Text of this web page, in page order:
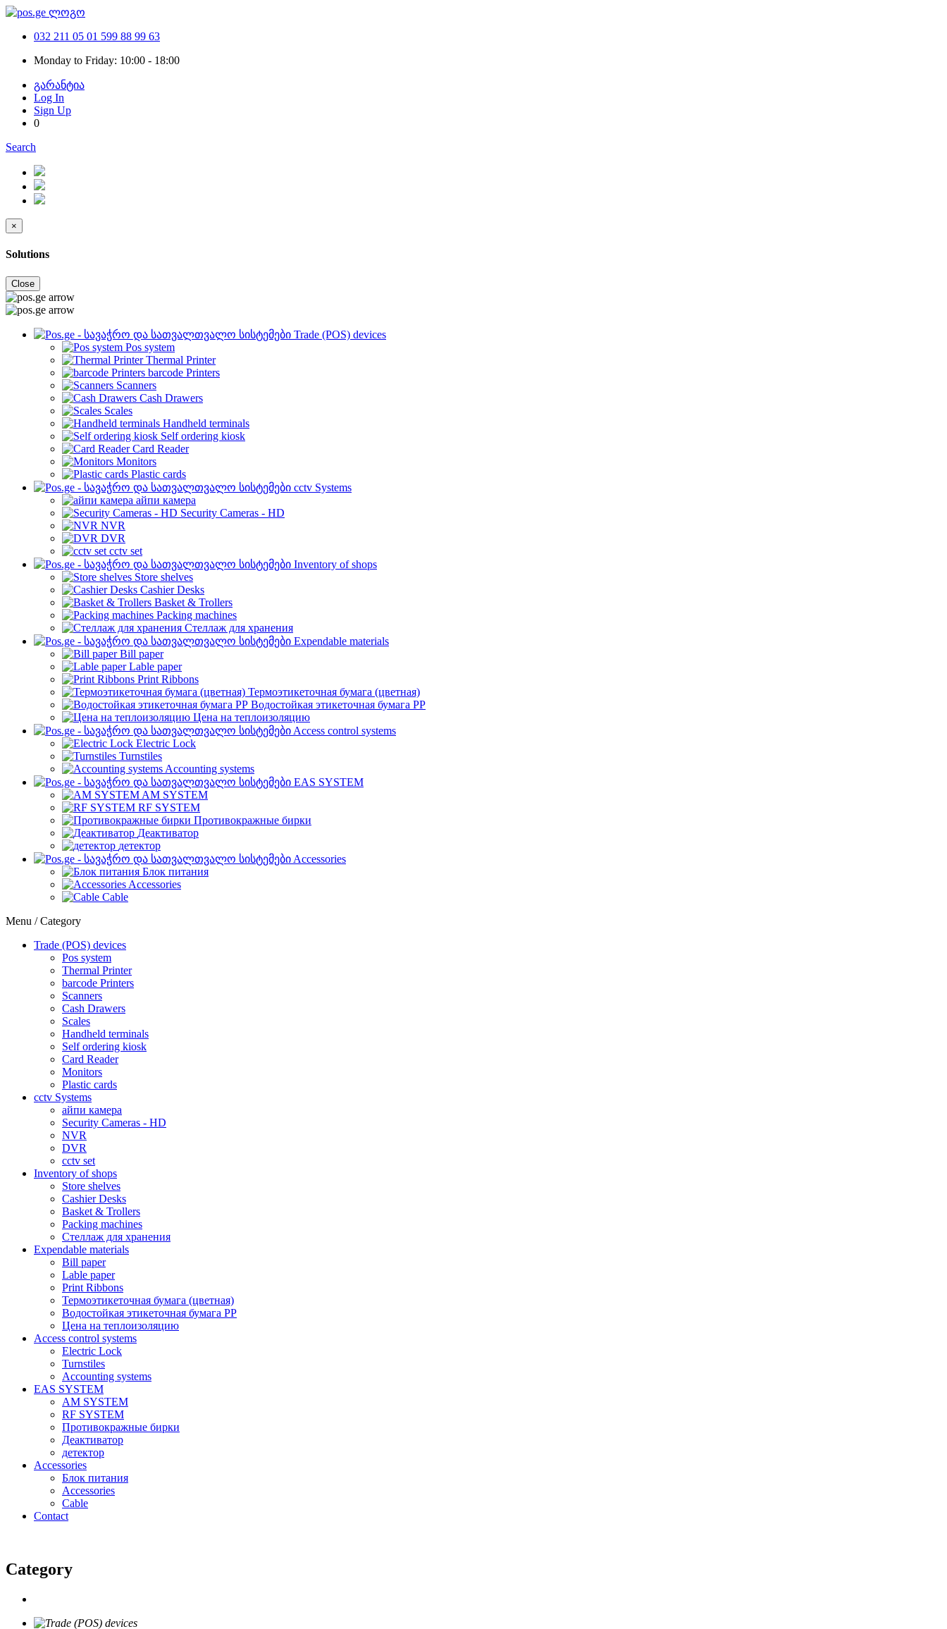
032 211 05 01 599 88 99 63
Monday to Friday: 10:00 - 18:00
გარანტია
Log In
Sign Up
0
Search
×
Solutions
Close
Trade (POS) devices
Pos system
Thermal Printer
barcode Printers
Scanners
Cash Drawers
Scales
Handheld terminals
Self ordering kiosk
Card Reader
Monitors
Plastic cards
cctv Systems
айпи камера
Security Cameras - HD
NVR
DVR
cctv set
Inventory of shops
Store shelves
Cashier Desks
Basket & Trollers
Packing machines
Стеллаж для хранения
Expendable materials
Bill paper
Lable paper
Print Ribbons
Термоэтикеточная бумага (цветная)
Водостойкая этикеточная бумага PP
Цена на теплоизоляцию
Access control systems
Electric Lock
Turnstiles
Accounting systems
EAS SYSTEM
AM SYSTEM
RF SYSTEM
Противокражные бирки
Деактиватор
детектор
Accessories
Блок питания
Accessories
Cable
Menu / Category
Trade (POS) devices
Pos system
Thermal Printer
barcode Printers
Scanners
Cash Drawers
Scales
Handheld terminals
Self ordering kiosk
Card Reader
Monitors
Plastic cards
cctv Systems
айпи камера
Security Cameras - HD
NVR
DVR
cctv set
Inventory of shops
Store shelves
Cashier Desks
Basket & Trollers
Packing machines
Стеллаж для хранения
Expendable materials
Bill paper
Lable paper
Print Ribbons
Термоэтикеточная бумага (цветная)
Водостойкая этикеточная бумага PP
Цена на теплоизоляцию
Access control systems
Electric Lock
Turnstiles
Accounting systems
EAS SYSTEM
AM SYSTEM
RF SYSTEM
Противокражные бирки
Деактиватор
детектор
Accessories
Блок питания
Accessories
Cable
Contact
Category